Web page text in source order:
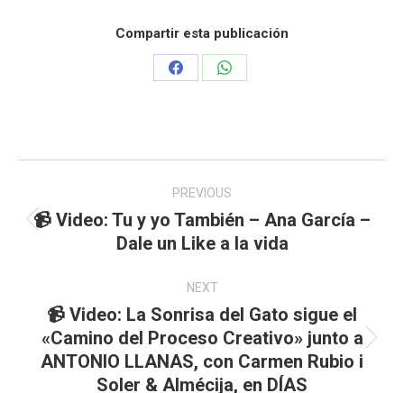
Compartir esta publicación
Share
Share
Post
PREVIOUS
Previous
post:
📹 Video: Tu y yo También – Ana García –
Dale un Like a la vida
NEXT
Next
post:
📹 Video: La Sonrisa del Gato sigue el
«Camino del Proceso Creativo» junto a
ANTONIO LLANAS, con Carmen Rubio i
Soler & Almécija, en DÍAS